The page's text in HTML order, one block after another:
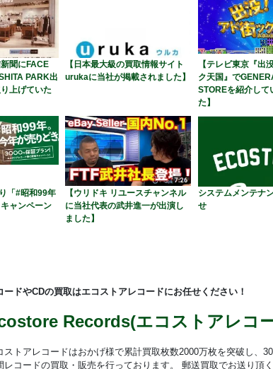
新聞にFACE
PARK出
上げていた
【日本最大級の買取情報サイト
urukaに当社が掲載されました】
【テレビ東京『出
ク天国』で
STOREを紹介して
た】
「#昭和99年
ャンペーン
【ウリドキ リユースチャンネル
に当社代表の武井進一が出演し
ました】
システムメンテナ
せ
ードやCDの買取はエコストアレコードにお任せください！
Records(エコストアレコ
ストアレコードはおかげ様で累計買取枚数2000万枚を突破し、
レコードの買取・販売を行っております。 郵送買取でお送り頂